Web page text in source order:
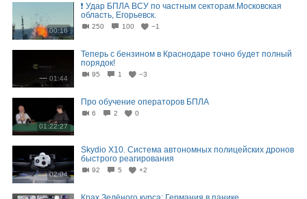
00:16
❗️ Удар БПЛА ВСУ по частным секторам.Московская
область, Егорьевск.
250 100 −1
01:44
Теперь с бензином в Краснодаре точно будет полный
порядок!
95 1 −3
01:22:27
Про обучение операторов БПЛА
6 2 0
02:04
Skydio X10. Система автономных полицейских дронов
быстрого реагирования
92 5 +2